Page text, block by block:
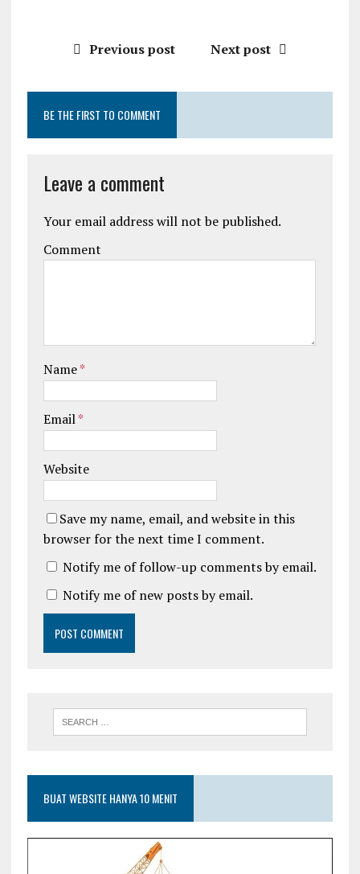
Previous post Next post
BE THE FIRST TO COMMENT
Leave a comment
Your email address will not be published.
Comment
Name*
Email*
Website
Save my name, email, and website in this
browser for the next time I comment.
Notify me of follow-up comments by email.
Notify me of new posts by email.
BUAT WEBSITE HANYA 10 MENIT